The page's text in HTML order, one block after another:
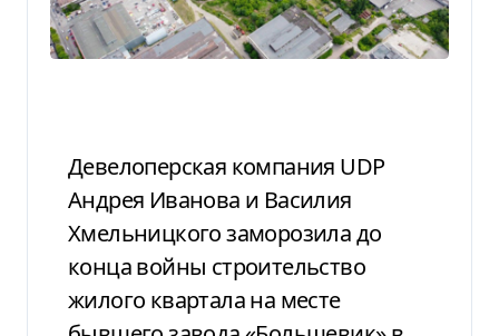
Девелоперская компания UDP
Андрея Иванова и Василия
Хмельницкого заморозила до
конца войны строительство
жилого квартала на месте